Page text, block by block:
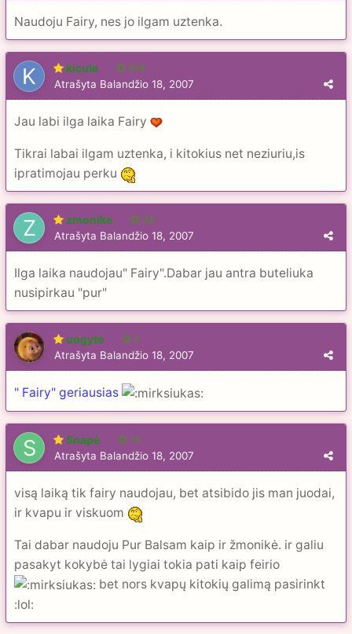
Naudoju Fairy, nes jo ilgam uztenka.
kicule 104
Atrašyta Balandžio 18, 2007
Jau labi ilga laika Fairy
Tikrai labai ilgam uztenka, i kitokius net neziuriu,is
ipratimojau perku
zmonike 28
Atrašyta Balandžio 18, 2007
Ilga laika naudojau" Fairy".Dabar jau antra buteliuka
nusipirkau "pur"
uogyte 3
Atrašyta Balandžio 18, 2007
" Fairy" geriausias
Snapė 13
Atrašyta Balandžio 18, 2007
visą laiką tik fairy naudojau, bet atsibido jis man juodai,
ir kvapu ir viskuom
Tai dabar naudoju Pur Balsam kaip ir žmonikė. ir galiu
pasakyt kokybė tai lygiai tokia pati kaip feirio
bet nors kvapų kitokių galimą pasirinkt
:lol: